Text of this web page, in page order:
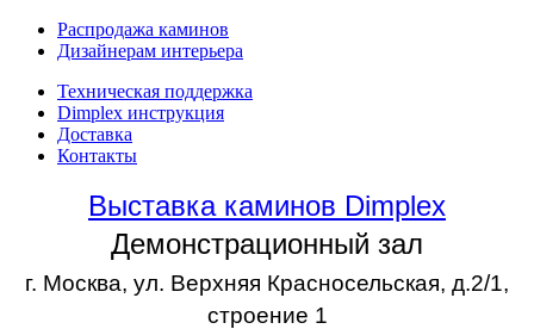
Распродажа каминов
Дизайнерам интерьера
Техническая поддержка
Dimplex инструкция
Доставка
Контакты
Выставка каминов Dimplex
Демонстрационный зал
г. Москва, ул. Верхняя Красносельская, д.2/1,
строение 1